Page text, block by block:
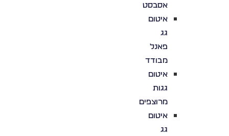
אסבסט
איטום
גג
פאנל
מבודד
איטום
גגות
מרוצפים
איטום
גג